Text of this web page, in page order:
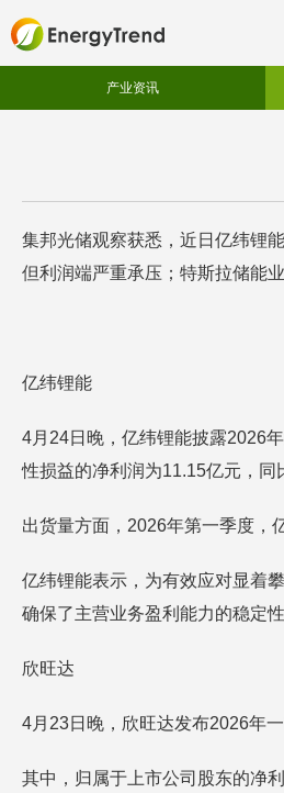
产业资讯
集邦光储观察获悉，近日亿纬锂
但利润端严重承压；特斯拉储能
亿纬锂能
4月24日晚，亿纬锂能披露2026
性损益的净利润为11.15亿元，同
出货量方面，2026年第一季度，
亿纬锂能表示，为有效应对显着
确保了主营业务盈利能力的稳定性
欣旺达
4月23日晚，欣旺达发布2026年
其中，归属于上市公司股东的净